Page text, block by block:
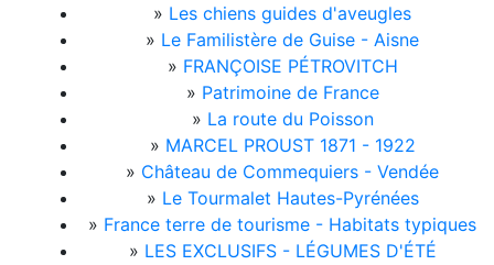
» Les chiens guides d'aveugles
» Le Familistère de Guise - Aisne
» FRANÇOISE PÉTROVITCH
» Patrimoine de France
» La route du Poisson
» MARCEL PROUST 1871 - 1922
» Château de Commequiers - Vendée
» Le Tourmalet Hautes-Pyrénées
» France terre de tourisme - Habitats typiques
» LES EXCLUSIFS - LÉGUMES D'ÉTÉ